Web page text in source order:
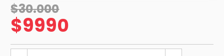
$30.000
$9990